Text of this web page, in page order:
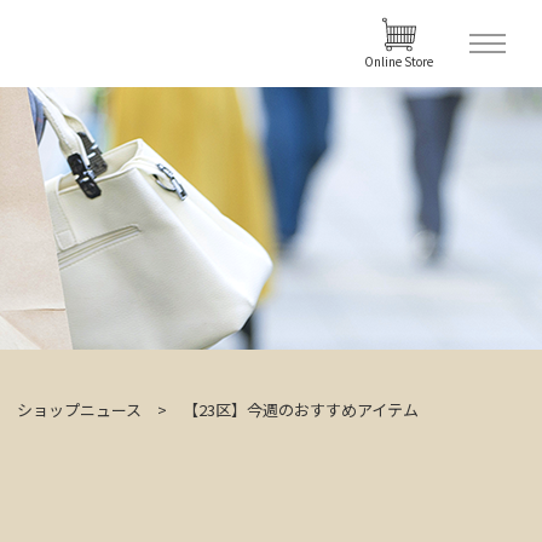
Online Store
ショップニュース 【23区】今週のおすすめアイテム